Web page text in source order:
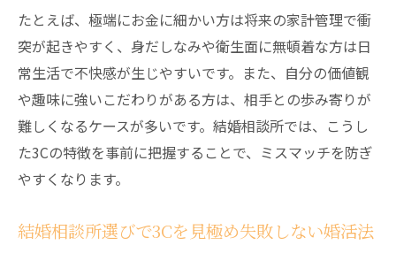
たとえば、極端にお金に細かい方は将来の家計管理で衝
突が起きやすく、身だしなみや衛生面に無頓着な方は日
常生活で不快感が生じやすいです。また、自分の価値観
や趣味に強いこだわりがある方は、相手との歩み寄りが
難しくなるケースが多いです。結婚相談所では、こうし
た3Cの特徴を事前に把握することで、ミスマッチを防ぎ
やすくなります。
結婚相談所選びで3Cを見極め失敗しない婚活法